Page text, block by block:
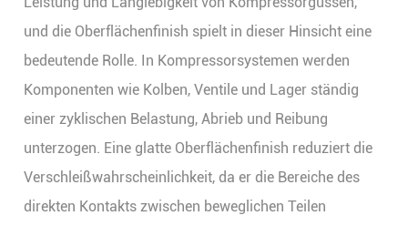
und die Oberflächenfinish spielt in dieser Hinsicht eine
bedeutende Rolle. In Kompressorsystemen werden
Komponenten wie Kolben, Ventile und Lager ständig
einer zyklischen Belastung, Abrieb und Reibung
unterzogen. Eine glatte Oberflächenfinish reduziert die
Verschleißwahrscheinlichkeit, da er die Bereiche des
direkten Kontakts zwischen beweglichen Teilen